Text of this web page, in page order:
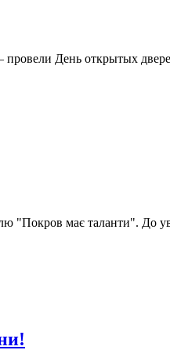
День открытых
"Покров має таланти". До